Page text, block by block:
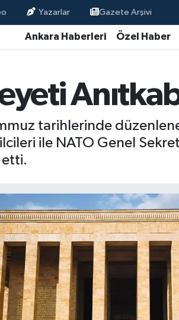
Yazarlar Gazete Arşivi
Ankara Haberleri Özel Haber
tarihlerinde
ile NATO Genel
etti.